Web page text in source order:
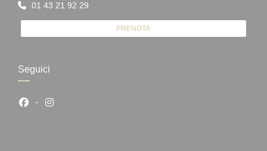
01 43 21 92 29
PRENOTA
Seguici
Facebook ((apre una nuova finestra))
Instagram ((apre una nuova finestra))